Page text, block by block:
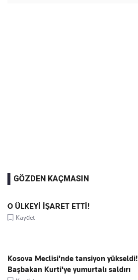
GÖZDEN KAÇMASIN
O ÜLKEYİ İŞARET ETTİ!
Kaydet
Kosova Meclisi'nde tansiyon yükseldi!
Başbakan Kurti'ye yumurtalı saldırı